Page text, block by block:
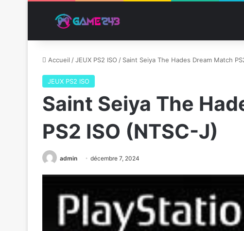
Accueil /JEUX PS2 ISO / Saint Seiya The Hades Dream Match
JEUX PS2 ISO
Saint Seiya The
PS2 ISO (NTSC-J)
admin décembre 7, 2024